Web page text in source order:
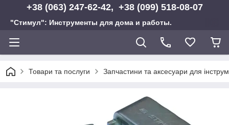
+38 (063) 247-62-42, +38 (099) 518-08-07
"Стимул": Инструменты для дома и работы.
Товари та послуги Запчастини та аксесуари для